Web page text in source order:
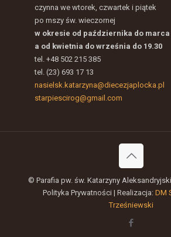
czynna we wtorek, czwartek i piątek
po mszy św. wieczornej
w okresie od października do marca
a od kwietnia do września do 19.30
tel. +48 502 215 385
tel. (23) 693 17 13
nasielsk.katarzyna@diecezjaplocka.pl
starpiescirog@gmail.com
© Parafia pw. św. Katarzyny
Polityka Prywatności | Realizacja: DM
Trześniewski